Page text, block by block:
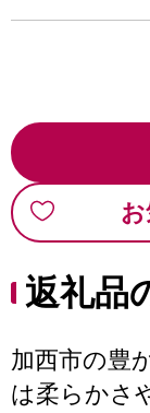
返礼品
加西市の豊
は柔らかさ